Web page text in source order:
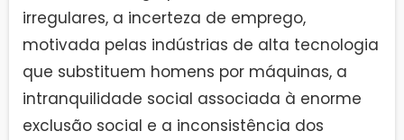
irregulares, a incerteza de emprego,
motivada pelas indústrias de alta tecnologia
que substituem homens por máquinas, a
intranquilidade social associada à enorme
exclusão social e a inconsistência dos